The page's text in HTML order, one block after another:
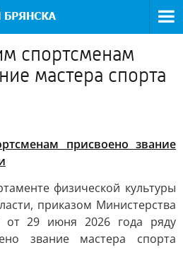
спортсменам
мастера спорта
присвоено звание
физической культуры
приказом Министерства
29 июня 2026 года ряду
звание мастера спорта